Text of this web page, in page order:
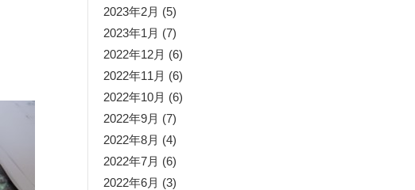
2023年2月 (5)
2023年1月 (7)
2022年12月 (6)
2022年11月 (6)
2022年10月 (6)
2022年9月 (7)
2022年8月 (4)
2022年7月 (6)
2022年6月 (3)